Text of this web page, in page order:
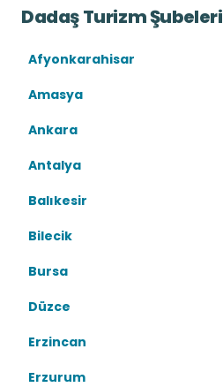
Dadaş Turizm Şubeleri
Afyonkarahisar
Amasya
Ankara
Antalya
Balıkesir
Bilecik
Bursa
Düzce
Erzincan
Erzurum